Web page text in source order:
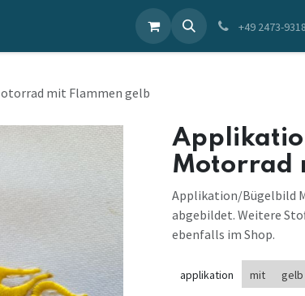
+49 2473-
mit Flammen gelb
Motorrad
Applikation/Bügelbild
abgebildet. Weitere
ebenfalls im Shop.
applikation mit gelb